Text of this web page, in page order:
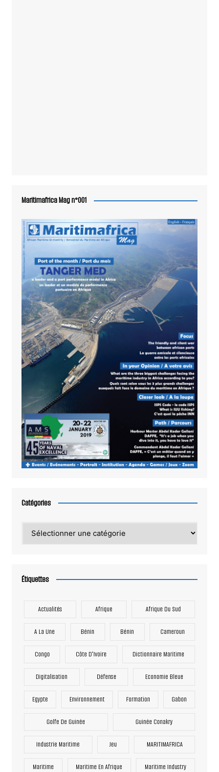
Maritimafrica Mag n°001
Catégories
Étiquettes
Actualités Afrique Afrique Du Sud
A La Une Bénin Bénin Cameroun
Congo Côte D'Ivoire Dictionnaire Maritime
Digitalisation Défense Economie Bleue
Egypte Environnement Formation Gabon
Golfe De Guinée Guinée Conakry
Industrie Maritime Jeu MARITIMAFRICA
Maritime Maritime En Afrique Maritime Industry